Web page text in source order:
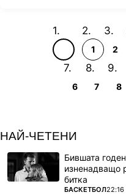
1 2
6 7 8
НАЙ-ЧЕТЕНИ
Бившата
изненадващо
битка
ПОВЕЧЕ ОТ
БАСКЕТБОЛ